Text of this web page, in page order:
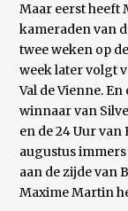
Maar eerst heeft
kameraden van
twee weken op
week later volgt
Val de Vienne.
winnaar van
en de 24 Uur
augustus
aan de zijde van
Maxime Martin